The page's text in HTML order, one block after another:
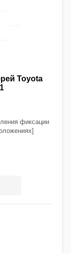
Toyota
фиксации